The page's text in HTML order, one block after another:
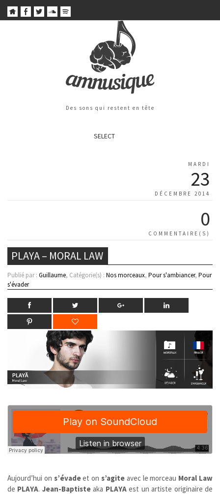
Des sons qui restent en tête
SELECT
MARDI
23
DÉCEMBRE 2014
0
COMMENTAIRE(S)
PLAYA – MORAL LAW
Publié par : Guillaume, Catégorie(s) : Nos morceaux, Pour s'ambiancer, Pour
s'évader
Aujourd’hui on s’évadeet ons’agite avec le morceau Moral Law
de PLAYA. Jean-Baptisteaka PLAYAest un artiste originaire de